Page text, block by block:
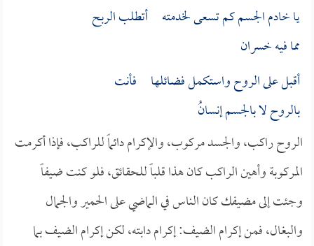
يا خادم الجسم كم تسعى لخدمته أتطلب الربح
مما فيه خسران
أقبل على الروح واستكمل فضائلها فأنت
بالروح لا بالجسم إنسانُ
الروح راكب، والجسد مركوب، والإكرام دائماً للراكب، فإذا أكرمت
المركوبة وأهين الراكب كان هذا قلباً للحقائق، فلو كنت ضيفاً
وجئت إلى مضيفك كان الناس في الماضي على الحمير والجمال
والبغال، فمن إكرام الضيف: إكرام دابته، لكن إكرام الضيف بما